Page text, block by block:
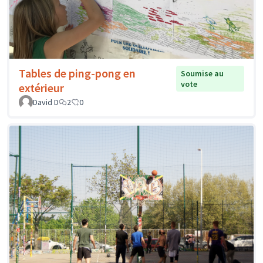
Tables de ping-pong en
extérieur
Soumise au
vote
David D
2 0